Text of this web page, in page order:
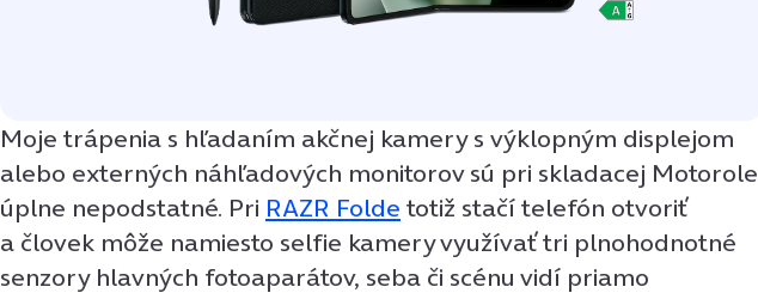
Moje trápenia s hľadaním akčnej kamery s výklopným displejom
alebo externých náhľadových monitorov sú pri skladacej Motorole
úplne nepodstatné. Pri RAZR Folde totiž stačí telefón otvoriť
a človek môže namiesto selfie kamery využívať tri plnohodnotné
senzory hlavných fotoaparátov, seba či scénu vidí priamo